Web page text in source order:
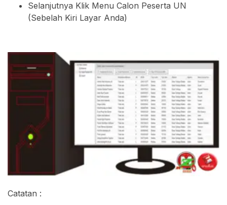
Selanjutnya Klik Menu Calon Peserta UN
(Sebelah Kiri Layar Anda)
Catatan :